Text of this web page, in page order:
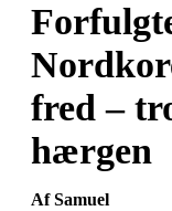
fred –
hærgen
Af Samuel